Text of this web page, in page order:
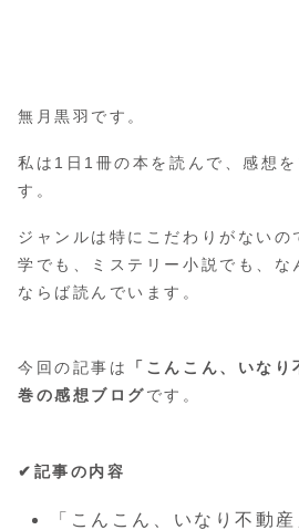
無月黒羽です。
私は1日1冊の本を読んで、感想
す。
ジャンルは特にこだわりがないの
学でも、ミステリー小説でも、な
ならば読んでいます。
今回の記事は
「こんこん、いな
巻の感想ブログです。
✔︎記事の内容
「こんこん、いなり不動